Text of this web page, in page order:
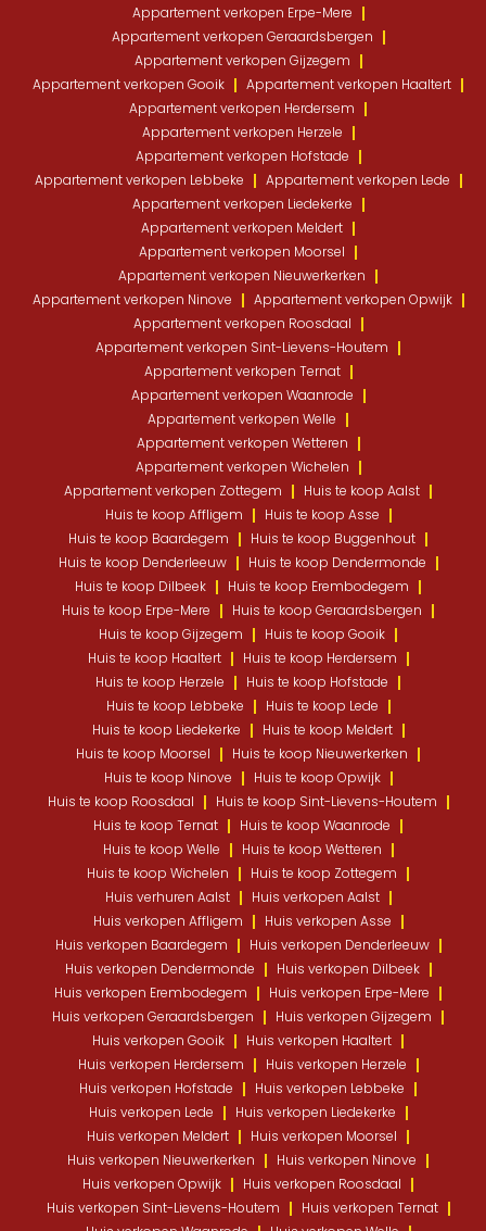
Appartement verkopen Erpe-Mere
Appartement verkopen Geraardsbergen
Appartement verkopen Gijzegem
Appartement verkopen Gooik
Appartement verkopen Haaltert
Appartement verkopen Herdersem
Appartement verkopen Herzele
Appartement verkopen Hofstade
Appartement verkopen Lebbeke
Appartement verkopen Lede
Appartement verkopen Liedekerke
Appartement verkopen Meldert
Appartement verkopen Moorsel
Appartement verkopen Nieuwerkerken
Appartement verkopen Ninove
Appartement verkopen Opwijk
Appartement verkopen Roosdaal
Appartement verkopen Sint-Lievens-Houtem
Appartement verkopen Ternat
Appartement verkopen Waanrode
Appartement verkopen Welle
Appartement verkopen Wetteren
Appartement verkopen Wichelen
Appartement verkopen Zottegem
Huis te koop Aalst
Huis te koop Affligem
Huis te koop Asse
Huis te koop Baardegem
Huis te koop Buggenhout
Huis te koop Denderleeuw
Huis te koop Dendermonde
Huis te koop Dilbeek
Huis te koop Erembodegem
Huis te koop Erpe-Mere
Huis te koop Geraardsbergen
Huis te koop Gijzegem
Huis te koop Gooik
Huis te koop Haaltert
Huis te koop Herdersem
Huis te koop Herzele
Huis te koop Hofstade
Huis te koop Lebbeke
Huis te koop Lede
Huis te koop Liedekerke
Huis te koop Meldert
Huis te koop Moorsel
Huis te koop Nieuwerkerken
Huis te koop Ninove
Huis te koop Opwijk
Huis te koop Roosdaal
Huis te koop Sint-Lievens-Houtem
Huis te koop Ternat
Huis te koop Waanrode
Huis te koop Welle
Huis te koop Wetteren
Huis te koop Wichelen
Huis te koop Zottegem
Huis verhuren Aalst
Huis verkopen Aalst
Huis verkopen Affligem
Huis verkopen Asse
Huis verkopen Baardegem
Huis verkopen Denderleeuw
Huis verkopen Dendermonde
Huis verkopen Dilbeek
Huis verkopen Erembodegem
Huis verkopen Erpe-Mere
Huis verkopen Geraardsbergen
Huis verkopen Gijzegem
Huis verkopen Gooik
Huis verkopen Haaltert
Huis verkopen Herdersem
Huis verkopen Herzele
Huis verkopen Hofstade
Huis verkopen Lebbeke
Huis verkopen Lede
Huis verkopen Liedekerke
Huis verkopen Meldert
Huis verkopen Moorsel
Huis verkopen Nieuwerkerken
Huis verkopen Ninove
Huis verkopen Opwijk
Huis verkopen Roosdaal
Huis verkopen Sint-Lievens-Houtem
Huis verkopen Ternat